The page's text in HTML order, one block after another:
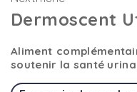
Dermoscent
Aliment
soutenir la santé